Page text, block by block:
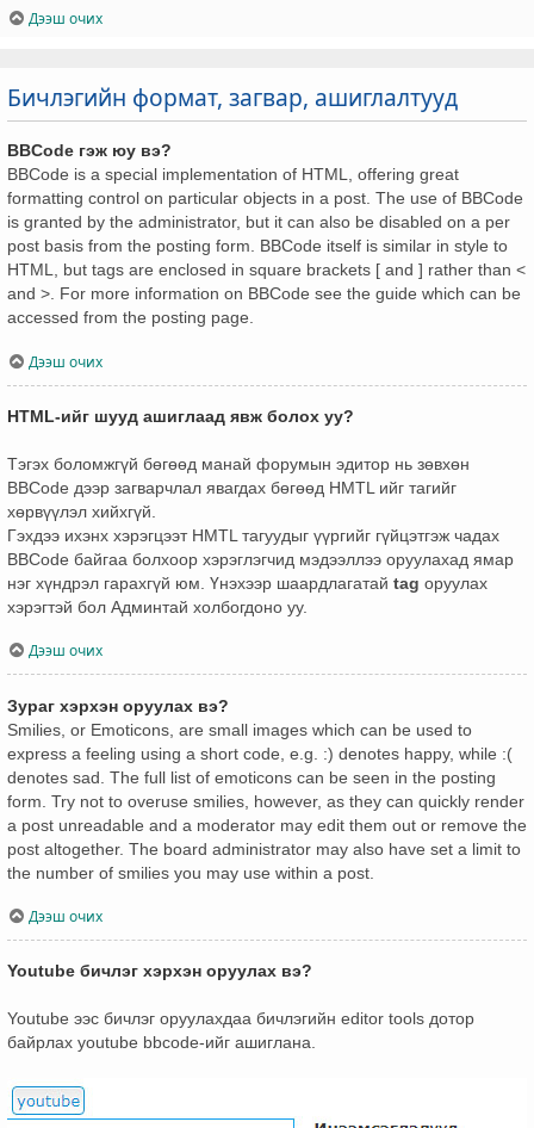
Дээш очих
Бичлэгийн формат, загвар, ашиглалтууд
BBCode гэж юу вэ?
BBCode is a special implementation of HTML, offering great
formatting control on particular objects in a post. The use of BBCode
is granted by the administrator, but it can also be disabled on a per
post basis from the posting form. BBCode itself is similar in style to
HTML, but tags are enclosed in square brackets [ and ] rather than <
and >. For more information on BBCode see the guide which can be
accessed from the posting page.
Дээш очих
HTML-ийг шууд ашиглаад явж болох уу?
Тэгэх боломжгүй бөгөөд манай форумын эдитор нь зөвхөн
BBCode дээр загварчлал явагдах бөгөөд HMTL ийг тагийг
хөрвүүлэл хийхгүй.
Гэхдээ ихэнх хэрэгцээт HMTL тагуудыг үүргийг гүйцэтгэж чадах
BBCode байгаа болхоор хэрэглэгчид мэдээллээ оруулахад ямар
нэг хүндрэл гарахгүй юм. Үнэхээр шаардлагатай tag оруулах
хэрэгтэй бол Админтай холбогдоно уу.
Дээш очих
Зураг хэрхэн оруулах вэ?
Smilies, or Emoticons, are small images which can be used to
express a feeling using a short code, e.g. :) denotes happy, while :(
denotes sad. The full list of emoticons can be seen in the posting
form. Try not to overuse smilies, however, as they can quickly render
a post unreadable and a moderator may edit them out or remove the
post altogether. The board administrator may also have set a limit to
the number of smilies you may use within a post.
Дээш очих
Youtube бичлэг хэрхэн оруулах вэ?
Youtube ээс бичлэг оруулахдаа бичлэгийн editor tools дотор
байрлах youtube bbcode-ийг ашиглана.